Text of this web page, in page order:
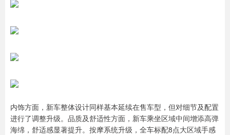
内饰方面，新车整体设计同样基本延续在售车型，但对细节及配置
进行了调整升级。品质及舒适性方面，新车乘坐区域中间增添高弹
海绵，舒适感显著提升。按摩系统升级，全车标配8点大区域手感